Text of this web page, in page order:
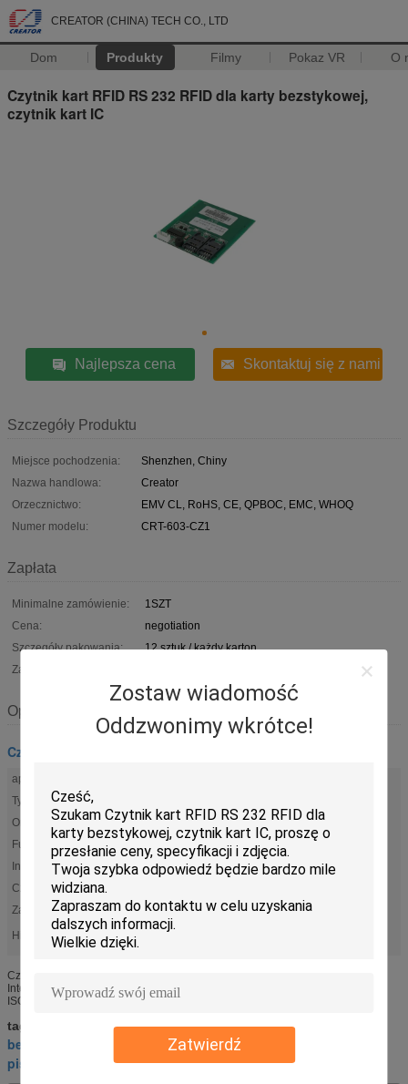
CREATOR (CHINA) TECH CO., LTD
Dom Produkty Filmy Pokaz VR O
Zostaw wiadomość
Oddzwonimy wkrótce!
Zatwierdź
Czytnik kart RFID RS 232 RFID dla karty bezstykowej,
czytnik kart IC
Najlepsza cena Skontaktuj się z nami
Szczegóły Produktu
Miejsce pochodzenia:
Shenzhen, Chiny
Nazwa handlowa:
Creator
Orzecznictwo:
EMV CL, RoHS, CE, QPBOC, EMC, WHOQ
Numer modelu:
CRT-603-CZ1
Zapłata
Minimalne zamówienie:
1SZT
Cena:
negotiation
Szczegóły pakowania:
12 sztuk / każdy karton
Zasady płatności:
100% pełnej płatności za zaawansowane TT
Opis
Czytnik kart RFID
aplikacji:
Typ karty:
Orzecznictwo:
ISO
Funkcja:
Inteligentny , Bezstykowy
Interfejs:
RS232
Częstotliwość pracy:
Zasilanie:
DC 5V
High Light:
Czytnik kart RFID RS 232 RFID dla karty bezstykowej, czytnik kart IC Opis:
Interfejs RS-232 Karta bezstykowa wspierająca zgodność z kryterium
ISO14443-3 / 4 typu A i typuB Z 2 gniazdami SAM, obsługuje ...
tagi: czytnik i rejestrator kart chipowych,
bezdotykowy czytnik czytników kart inteligentnych
pisarz czytników kart RFID